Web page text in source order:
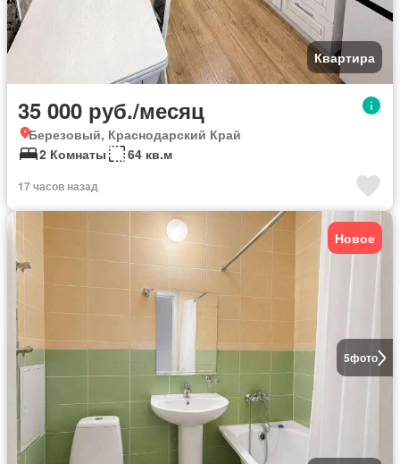
Квартира
35 000 руб./месяц
Березовый, Краснодарский Край
2 Комнаты
64 кв.м
17 часов назад
5фото
Новое